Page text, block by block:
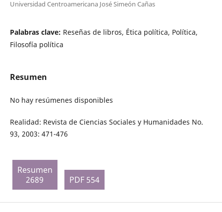
Universidad Centroamericana José Simeón Cañas
Palabras clave: Reseñas de libros, Ética política, Política,
Filosofía política
Resumen
No hay resúmenes disponibles
Realidad: Revista de Ciencias Sociales y Humanidades No.
93, 2003: 471-476
Resumen
2689
PDF 554